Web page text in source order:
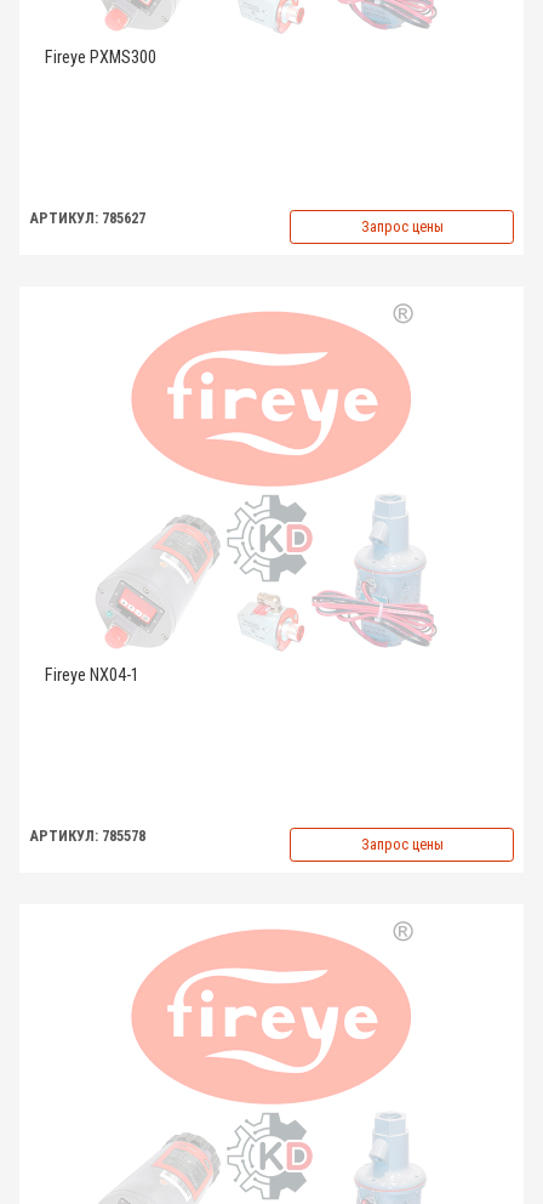
Fireye PXMS300
АРТИКУЛ: 785627 Запрос цены
Fireye NX04-1
АРТИКУЛ: 785578 Запрос цены